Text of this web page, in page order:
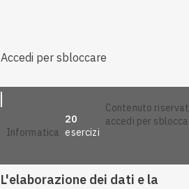
Accedi per sbloccare
informatica
20
esercizi
contenuto riservato:
accedi per
L'elaborazione dei dati e la